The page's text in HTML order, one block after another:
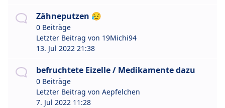
Zähneputzen 😥
0 Beiträge
Letzter Beitrag von 19Michi94
13. Jul 2022 21:38
befruchtete Eizelle / Medikamente dazu
0 Beiträge
Letzter Beitrag von Aepfelchen
7. Jul 2022 11:28